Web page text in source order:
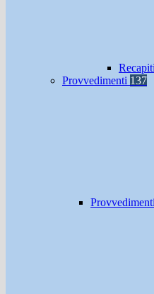
Provvedimenti 137